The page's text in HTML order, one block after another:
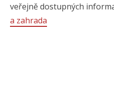
veřejně dostupných
a zahrada